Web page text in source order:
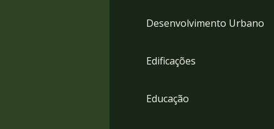
Desenvolvimento Urbano
Edificações
Educação